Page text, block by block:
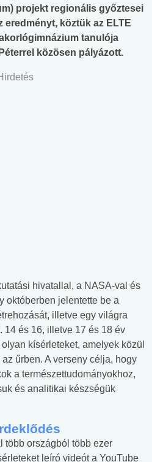
projekt regionális győztesei
eredményt, köztük az ELTE
tanulója
közösen pályázott.
hivatallal, a NASA-val és
októberben jelentette be a
illetve egy világra
14 és 16, illetve 17 és 18 év
kísérleteket, amelyek közül
űrben. A verseny célja, hogy
a természettudományokhoz,
és analitikai készségük
több országból több ezer
leíró videót a YouTube